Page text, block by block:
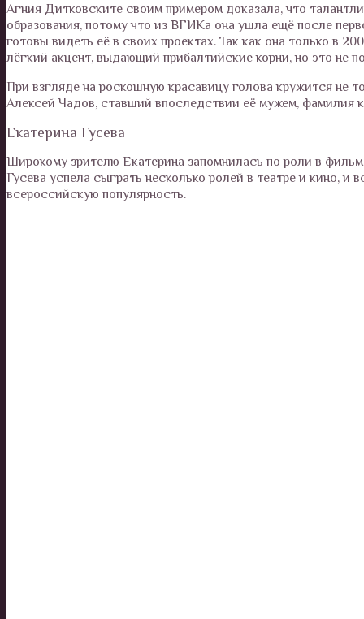
Агния Дитковските своим примером доказала, что
образования, потому что из ВГИКа она ушла ещё после
готовы видеть её в своих проектах. Так как она только в
лёгкий акцент, выдающий прибалтийские корни, но это не
При взгляде на роскошную красавицу голова кружится не
Алексей Чадов, ставший впоследствии её мужем, фамилия
Екатерина Гусева
Широкому зрителю Екатерина запомнилась по роли в
Гусева успела сыграть несколько ролей в театре и кино,
всероссийскую популярность.